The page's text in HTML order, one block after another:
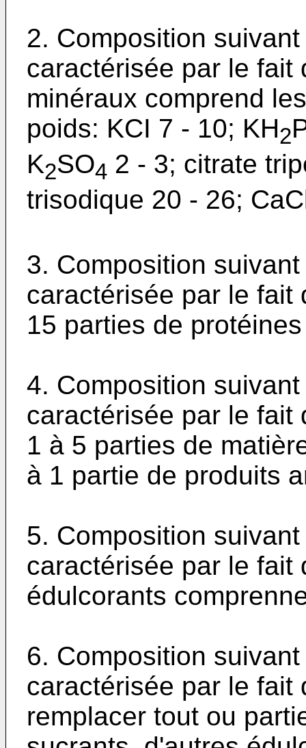
2. Composition
caractérisée par le fait
minéraux comprend
poids: KCI 7 - 10; KH2
K2SO4 2 - 3; citrate
trisodique 20 - 26;
3. Composition
caractérisée par le fait
15 parties de
4. Composition
caractérisée par le fait
1 à 5 parties de
à 1 partie de produits
5. Composition
caractérisée par le fait
édulcorants
6. Composition
caractérisée par le fait
remplacer tout ou